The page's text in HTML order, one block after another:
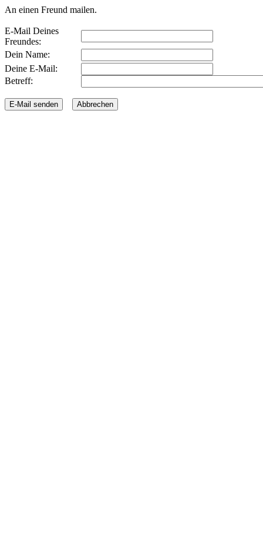
An einen Freund mailen.
E-Mail Deines
Freundes:
Dein Name:
Deine E-Mail:
Betreff: